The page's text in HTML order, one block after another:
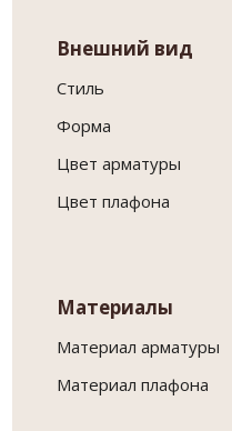
Внешний вид
Стиль
Форма
Цвет арматуры
Цвет плафона
Материалы
Материал арматуры
Материал плафона